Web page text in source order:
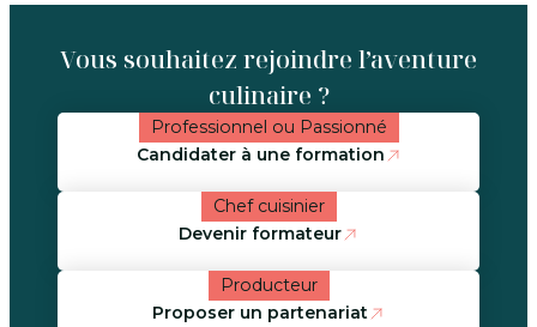
Vous souhaitez rejoindre l’aventure
culinaire ?
Professionnel ou Passionné
Candidater à une formation
Chef cuisinier
Devenir formateur
Producteur
Proposer un partenariat